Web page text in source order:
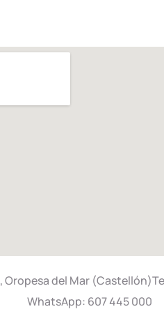
Oropesa del Mar
WhatsApp: 607 445 000